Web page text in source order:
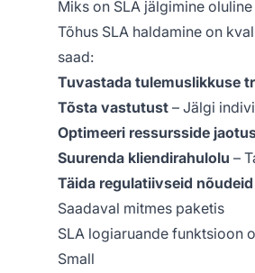
Miks on SLA jälgimine oluline
Tõhus SLA haldamine on
saad:
Tuvastada tulemuslikkuse
Tõsta vastutust – Jälgi
Optimeeri ressursside
Suurenda kliendirahulolu –
Täida regulatiivseid nõudeid
Saadaval mitmes paketis
SLA logiaruande funktsioon
Small